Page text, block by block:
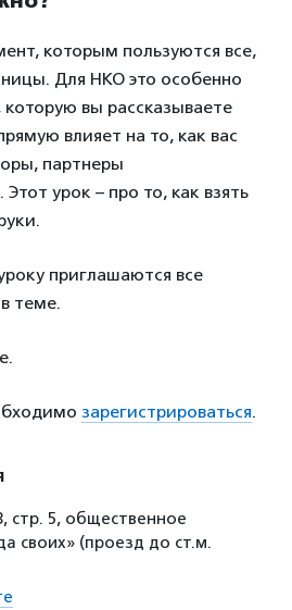
которым пользуются все,
Для НКО это особенно
вы рассказываете
влияет на то, как вас
партнеры
урок – про то, как взять
приглашаются все
теме.
зарегистрироваться.
стр. 5, общественное
своих» (проезд до ст.м.